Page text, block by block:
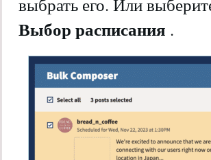
Выбор расписания .